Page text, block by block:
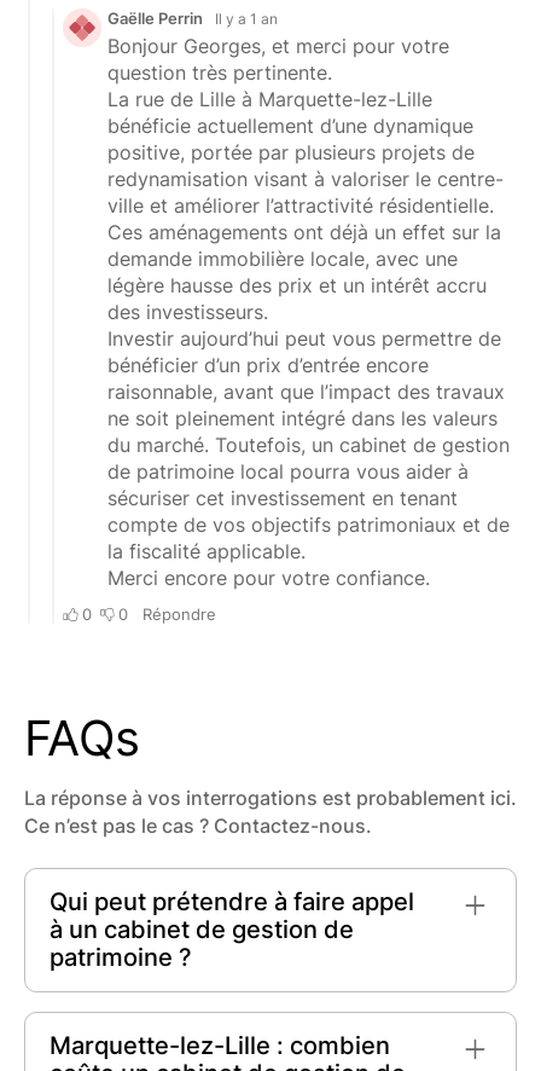
FAQs
La réponse à vos interrogations est probablement ici.
Ce n’est pas le cas ? Contactez-nous.
Qui peut prétendre à faire appel
à un cabinet de gestion de
patrimoine ?
entreprise, peut prétendre à faire appel à un
cabinet de gestion de patrimoine. Ces cabinets
Marquette-lez-Lille : combien